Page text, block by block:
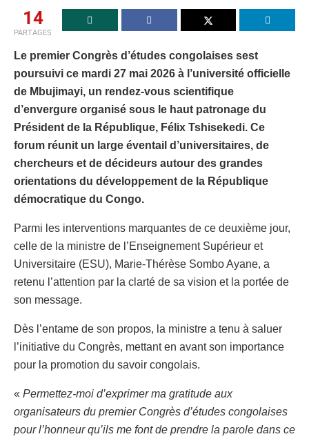
14
PARTAGES
Le premier Congrès d’études congolaises sest
poursuivi ce mardi 27 mai 2026 à l’université officielle
de Mbujimayi, un rendez-vous scientifique
d’envergure organisé sous le haut patronage du
Président de la République, Félix Tshisekedi. Ce
forum réunit un large éventail d’universitaires, de
chercheurs et de décideurs autour des grandes
orientations du développement de la République
démocratique du Congo.
Parmi les interventions marquantes de ce deuxième jour,
celle de la ministre de l’Enseignement Supérieur et
Universitaire (ESU), Marie-Thérèse Sombo Ayane, a
retenu l’attention par la clarté de sa vision et la portée de
son message.
Dès l’entame de son propos, la ministre a tenu à saluer
l’initiative du Congrès, mettant en avant son importance
pour la promotion du savoir congolais.
« Permettez-moi d’exprimer ma gratitude aux
organisateurs du premier Congrès d’études congolaises
pour l’honneur qu’ils me font de prendre la parole dans ce